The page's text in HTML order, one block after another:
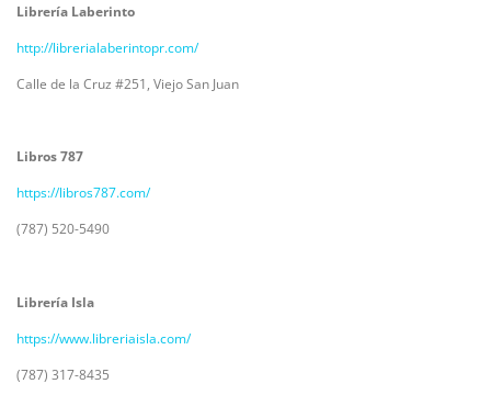
Librería Laberinto
http://librerialaberintopr.com/
Calle de la Cruz #251, Viejo San Juan
Libros 787
https://libros787.com/
(787) 520-5490
Librería Isla
https://www.libreriaisla.com/
(787) 317-8435